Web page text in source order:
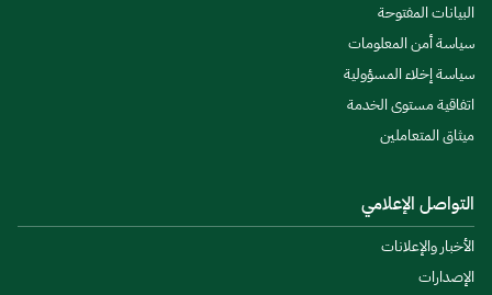
البيانات المفتوحة
سياسة أمن المعلومات
سياسة إخلاء المسؤولية
اتفاقية مستوى الخدمة
ميثاق المتعاملين
التواصل الإعلامي
الأخبار والإعلانات
الإصدارات